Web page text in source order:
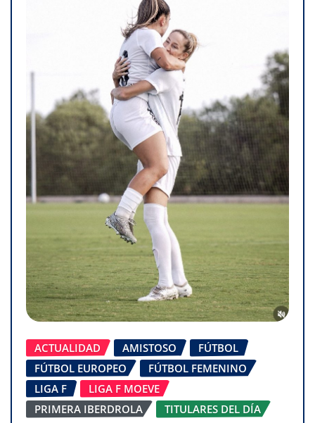
ACTUALIDAD AMISTOSO
FÚTBOL
FÚTBOL EUROPEO
FÚTBOL FEMENINO
LIGA F
LIGA F MOEVE
PRIMERA IBERDROLA
TITULARES DEL DÍA